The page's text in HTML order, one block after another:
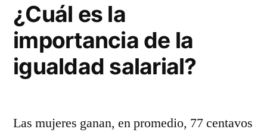
¿Cuál es la
importancia de la
igualdad salarial?
Las mujeres ganan, en promedio, 77 centavos